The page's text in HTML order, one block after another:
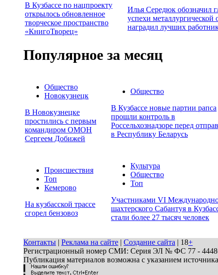
В Кузбассе по нацпроекту
открылось обновленное
творческое пространство
«КнигоТворец»
Илья Середюк обозначил
успехи металлургической
наградил лучших
Популярное за месяц
Общество
Новокузнецк
В Новокузнецке
простились с первым
командиром ОМОН
Сергеем Добижей
Общество
В Кузбассе новые партии рапса
прошли контроль в
Россельхознадзоре перед
в Республику Беларусь
Происшествия
Топ
Кемерово
На кузбасской трассе
сгорел бензовоз
Культура
Общество
Топ
Участниками VI
шахтерского Сабантуя в
стали более 27 тысяч человек
Контакты | Реклама на сайте | Создание сайта | 18+
Регистрационный номер СМИ: Серия ЭЛ № ФС 77 - 44486
Публикация материалов возможна с указанием